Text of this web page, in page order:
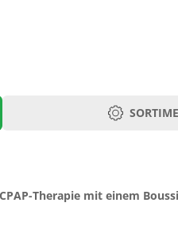
Therapie mit einem